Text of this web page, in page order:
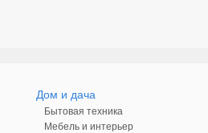
Дом и дача
Бытовая техника
Мебель и интерьер